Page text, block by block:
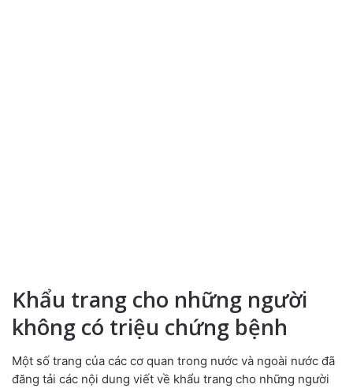
Khẩu trang cho những người
không có triệu chứng bệnh
Một số trang của các cơ quan trong nước và ngoài nước đã
đăng tải các nội dung viết về khẩu trang cho những người